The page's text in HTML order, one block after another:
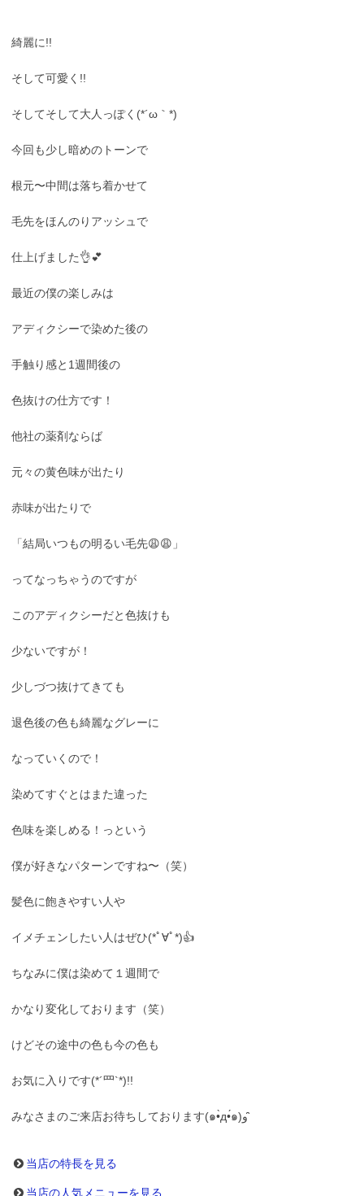
綺麗に!!
そして可愛く!!
そしてそして大人っぽく(*´ω｀*)
今回も少し暗めのトーンで
根元〜中間は落ち着かせて
毛先をほんのりアッシュで
仕上げました👌💕
最近の僕の楽しみは
アディクシーで染めた後の
手触り感と1週間後の
色抜けの仕方です！
他社の薬剤ならば
元々の黄色味が出たり
赤味が出たりで
「結局いつもの明るい毛先😩😩」
ってなっちゃうのですが
このアディクシーだと色抜けも
少ないですが！
少しづつ抜けてきても
退色後の色も綺麗なグレーに
なっていくので！
染めてすぐとはまた違った
色味を楽しめる！っという
僕が好きなパターンですね〜（笑）
髪色に飽きやすい人や
イメチェンしたい人はぜひ(*ﾟ∀ﾟ*)👍
ちなみに僕は染めて１週間で
かなり変化しております（笑）
けどその途中の色も今の色も
お気に入りです(*´罒`*)!!
みなさまのご来店お待ちしております(๑•̀д•́๑)و ̑̑
当店の特長を見る
当店の人気メニューを見る